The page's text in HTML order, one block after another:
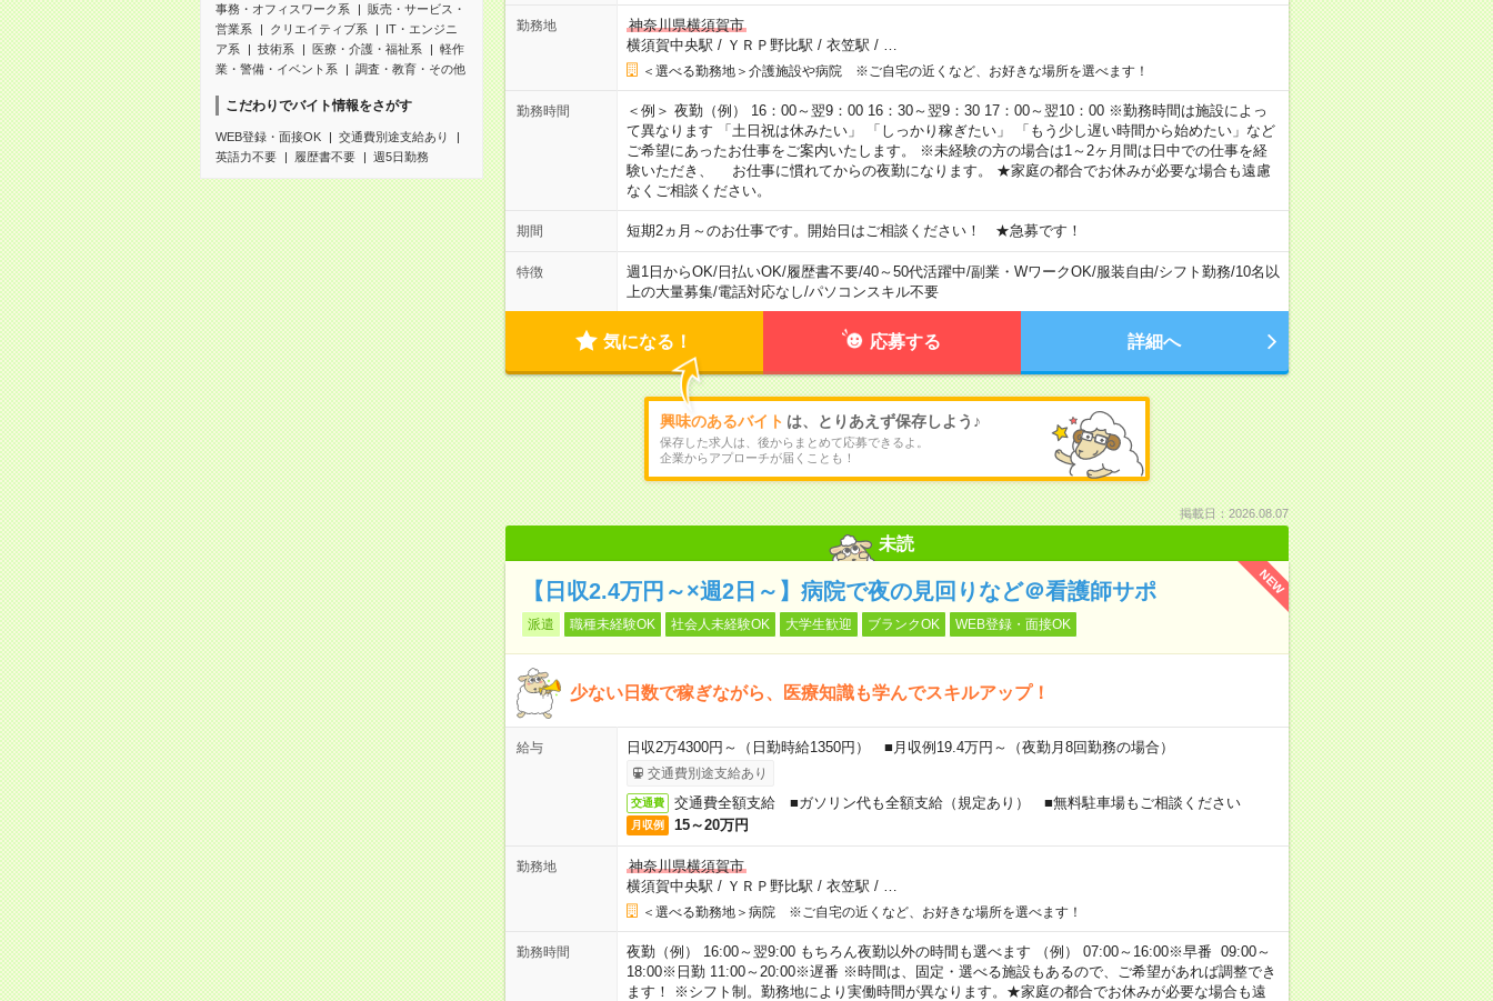
事務・オフィスワーク系
販売・サービス・
営業系
クリエイティブ系
IT・エンジニ
ア系
技術系 医療・介護・福祉系
軽作
業・警備・イベント系
調査・教育・その他
こだわりでバイト情報をさがす
WEB登録・面接OK
交通費別途支給あり
英語力不要
履歴書不要 週5日勤務
勤務地
神奈川県横須賀市
横須賀中央駅 / ＹＲＰ野比駅 / 衣笠駅 /
＜選べる勤務地＞介護施設や病院 ※ご自宅の近くなど、お好きな場所を選べます！
勤務時間
＜例＞ 夜勤（例） 16：00～翌9：00 16：30～翌9：30 17：00～翌10：00 ※勤務時間は施設によっ
て異なります 「土日祝は休みたい」 「しっかり稼ぎたい」 「もう少し遅い時間から始めたい」など
ご希望にあったお仕事をご案内いたします。 ※未経験の方の場合は1～2ヶ月間は日中での仕事を経
験いただき、 お仕事に慣れてからの夜勤になります。 ★家庭の都合でお休みが必要な場合も遠慮
なくご相談ください。
期間 短期2ヵ月～のお仕事です。開始日はご相談ください！ ★急募です！
特徴 週1日からOK/日払いOK/履歴書不要/40～50代活躍中/副業・WワークOK/服装自由/シフト勤務/10名以
上の大量募集/電話対応なし/パソコンスキル不要
気になる！ 応募する 詳細へ
興味のあるバイト は、とりあえず保存しよう♪
保存した求人は、後からまとめて応募できるよ。
企業からアプローチが届くことも！
掲載日：2026.08.07
未読
NEW
【日収2.4万円～×週2日～】病院で夜の見回りなど＠看護師サポ
派遣 職種未経験OK 社会人未経験OK 大学生歓迎 ブランクOK WEB登録・面接OK
少ない日数で稼ぎながら、医療知識も学んでスキルアップ！
給与 日収2万4300円～（日勤時給1350円） ■月収例19.4万円～（夜勤月8回勤務の場合）
交通費別途支給あり
交通費 交通費全額支給 ■ガソリン代も全額支給（規定あり） ■無料駐車場もご相談ください
月収例 15～20万円
勤務地
神奈川県横須賀市
横須賀中央駅 / ＹＲＰ野比駅 / 衣笠駅 /
＜選べる勤務地＞病院 ※ご自宅の近くなど、お好きな場所を選べます！
勤務時間
夜勤（例） 16:00～翌9:00 もちろん夜勤以外の時間も選べます （例） 07:00～16:00※早番 09:00～
18:00※日勤 11:00～20:00※遅番 ※時間は、固定・選べる施設もあるので、ご希望があれば調整でき
ます！ ※シフト制。勤務地により実働時間が異なります。★家庭の都合でお休みが必要な場合も遠